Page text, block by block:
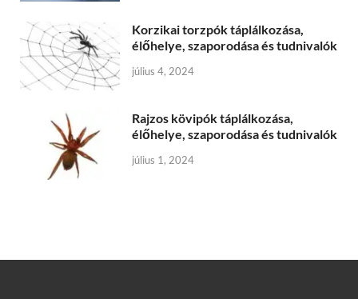
Korzikai torzpók táplálkozása,
élőhelye, szaporodása és tudnivalók
július 4, 2024
Rajzos kövipók táplálkozása,
élőhelye, szaporodása és tudnivalók
július 1, 2024